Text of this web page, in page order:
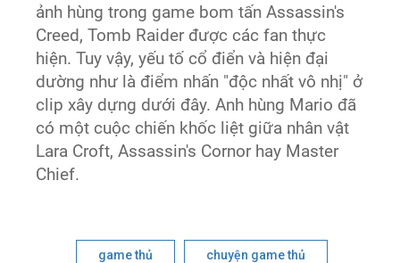
ảnh hùng trong game bom tấn Assassin's
Creed, Tomb Raider được các fan thực
hiện. Tuy vậy, yếu tố cổ điển và hiện đại
dường như là điểm nhấn "độc nhất vô nhị" ở
clip xây dựng dưới đây. Anh hùng Mario đã
có một cuộc chiến khốc liệt giữa nhân vật
Lara Croft, Assassin's Cornor hay Master
Chief.
game thủ chuyện game thủ